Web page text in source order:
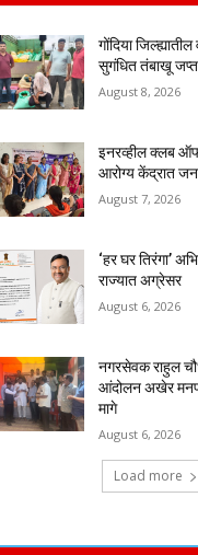
गोंदिया
सुगंधित तंबाखू जप्त
August 8, 2026
इनरव्हील क्लब
आरोग्य केंद्रात
August 7, 2026
‘हर घर तिरंगा’
राज्यात अग्रेसर
August 6, 2026
नगरसेवक राहुल
आंदोलन अखेर
मागे
August 6, 2026
Load more